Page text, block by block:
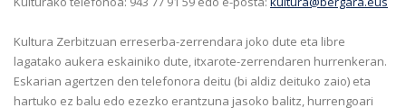
Kultura Zerbitzuan erreserba-zerrendara joko dute eta libre
lagatako aukera eskainiko dute, itxarote-zerrendaren hurrenkeran.
Eskarian agertzen den telefonora deitu (bi aldiz deituko zaio) eta
hartuko ez balu edo ezezko erantzuna jasoko balitz, hurrengoari